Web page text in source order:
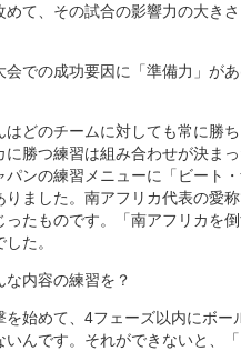
めて、その試合の影響力の大き
での成功要因に「準備力」があ
はどのチームに対しても常に勝
に勝つ練習は組み合わせが決ま
パンの練習メニューに「ビート
りました。南アフリカ代表の愛
ったものです。「南アフリカを
た。
内容の練習を？
を始めて、4フェーズ以内にボー
いんです。それができないと、